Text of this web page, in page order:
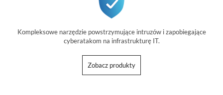
Kompleksowe narzędzie powstrzymujące intruzów i zapobiegające
cyberatakom na infrastrukturę IT.
Zobacz produkty